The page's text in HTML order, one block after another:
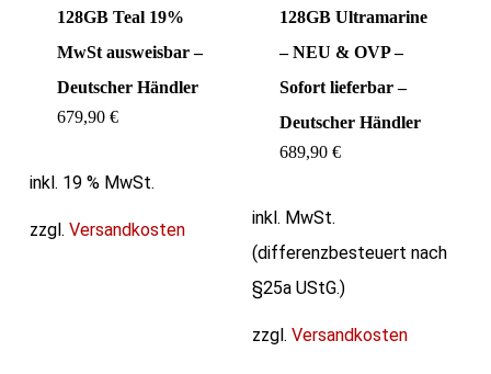
128GB Teal 19%
MwSt ausweisbar –
Deutscher Händler
679,90€
inkl. 19 % MwSt.
zzgl.Versandkosten
128GB Ultramarine
– NEU & OVP –
Sofort lieferbar –
Deutscher Händler
689,90€
inkl. MwSt.
(differenzbesteuert nach
§25a UStG.)
zzgl.Versandkosten